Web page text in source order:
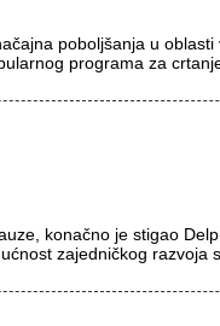
poboljšanja u
programa za
konačno je stigao
zajedničkog razvoja